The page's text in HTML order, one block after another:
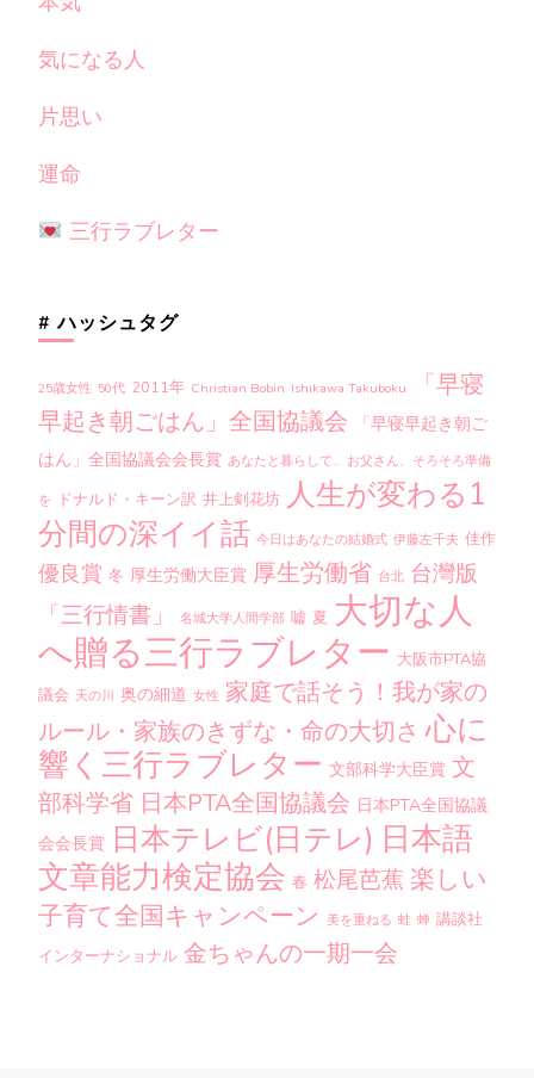
気になる人
片思い
運命
三行ラブレター
# ハッシュタグ
25歳女性 50代 2011年 Christian Bobin Ishikawa Takuboku
「早寝
早起き朝ごはん」全国協議会
「早寝早起き朝ご
はん」全国協議会会長賞 あなたと暮らして… お父さん、そろそろ準備
を ドナルド・キーン訳 井上剣花坊 人生が変わる1
分間の深イイ話 今日はあなたの結婚式 伊藤左千夫 佳作
優良賞 冬 厚生労働大臣賞 厚生労働省 台北 台灣版
「三行情書」
名城大学人間学部 嘘 夏 大切な人
へ贈る三行ラブレター 大阪市PTA協
議会 天の川 奥の細道 女性 家庭で話そう！我が家の
ルール・家族のきずな・命の大切さ 心に
響く三行ラブレター 文部科学大臣賞 文
部科学省 日本PTA全国協議会 日本PTA全国協議
会会長賞 日本テレビ(日テレ) 日本語
文章能力検定協会 春 松尾芭蕉 楽しい
子育て全国キャンペーン 美を重ねる 蛙 蝉 講談社
インターナショナル 金ちゃんの一期一会